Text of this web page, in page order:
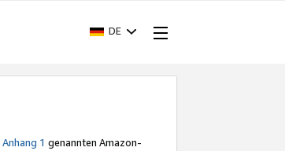
DE
Anhang 1 genannten Amazon-